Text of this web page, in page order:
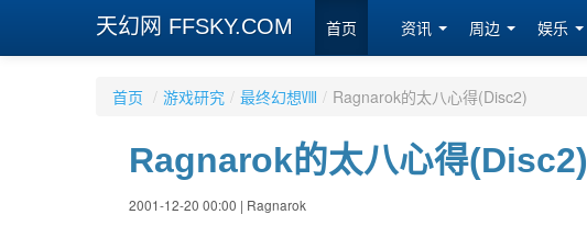
天幻网 FFSKY.COM 首页 资讯 周边 娱乐
首页 / 游戏研究 / 最终幻想Ⅷ / Ragnarok的太八心得(Disc2)
Ragnarok的太八心得(Disc2)
2001-12-20 00:00 | Ragnarok